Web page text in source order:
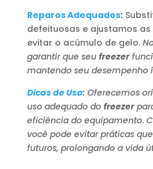
Reparos Adequados:
defeituosas e ajustamos
evitar o acúmulo de gelo.
garantir que seu freezer
mantendo seu desempenho
Dicas de Uso: Oferecemos
uso adequado do freezer
eficiência do equipamento.
você pode evitar práticas
futuros, prolongando a vida